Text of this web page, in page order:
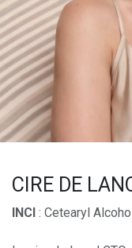
CIRE DE
INCI : Cetearyl